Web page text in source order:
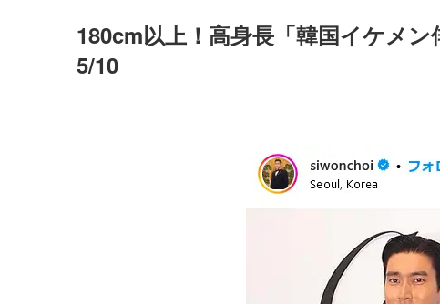
180cm以上！高身長「韓国イケメ
5/10